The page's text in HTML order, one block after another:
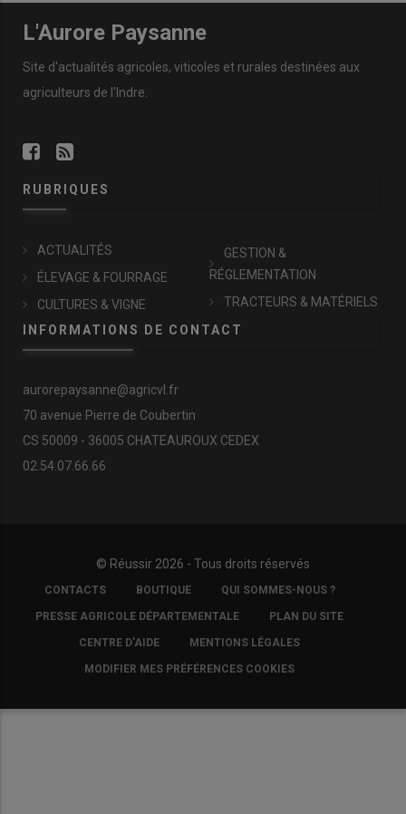
L'Aurore Paysanne
Site d'actualités agricoles, viticoles et rurales destinées aux
agriculteurs de l'Indre.
RUBRIQUES
ACTUALITÉS
ÉLEVAGE & FOURRAGE
CULTURES & VIGNE
GESTION &
RÉGLEMENTATION
TRACTEURS & MATÉRIELS
INFORMATIONS DE CONTACT
aurorepaysanne@agricvl.fr
70 avenue Pierre de Coubertin
CS 50009 - 36005 CHATEAUROUX CEDEX
02.54.07.66.66
© Réussir 2026 - Tous droits réservés
FOOTER
COPYRIGHT
CONTACTS BOUTIQUE QUI SOMMES-NOUS ?
PRESSE AGRICOLE DÉPARTEMENTALE PLAN DU SITE
CENTRE D'AIDE MENTIONS LÉGALES
MODIFIER MES PRÉFÉRENCES COOKIES